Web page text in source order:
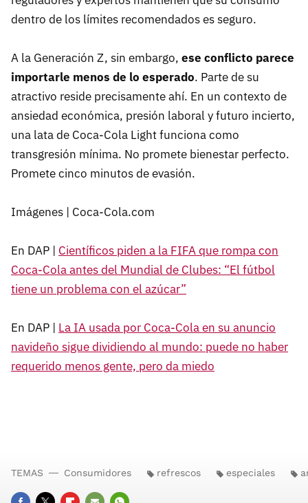
dentro de los límites recomendados es seguro.
A la Generación Z, sin embargo, ese conflicto parece
importarle menos de lo esperado. Parte de su
atractivo reside precisamente ahí. En un contexto de
ansiedad económica, presión laboral y futuro incierto,
una lata de Coca-Cola Light funciona como
transgresión mínima. No promete bienestar perfecto.
Promete cinco minutos de evasión.
Imágenes | Coca-Cola.com
En DAP | Científicos piden a la FIFA que rompa con
Coca-Cola antes del Mundial de Clubes: “El fútbol
tiene un problema con el azúcar”
En DAP | La IA usada por Coca-Cola en su anuncio
navideño sigue dividiendo al mundo: puede no haber
requerido menos gente, pero da miedo
TEMAS Consumidores refrescos especiales